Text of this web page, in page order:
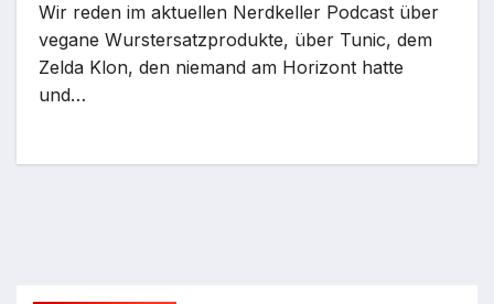
Wir reden im aktuellen Nerdkeller Podcast über
vegane Wurstersatzprodukte, über Tunic, dem
Zelda Klon, den niemand am Horizont hatte
und…